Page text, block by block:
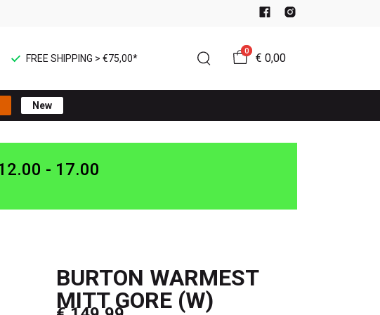
FREE SHIPPING > €75,00*
0
€ 0,00
New
- 17.00
BURTON WARMEST
MITT GORE (W)